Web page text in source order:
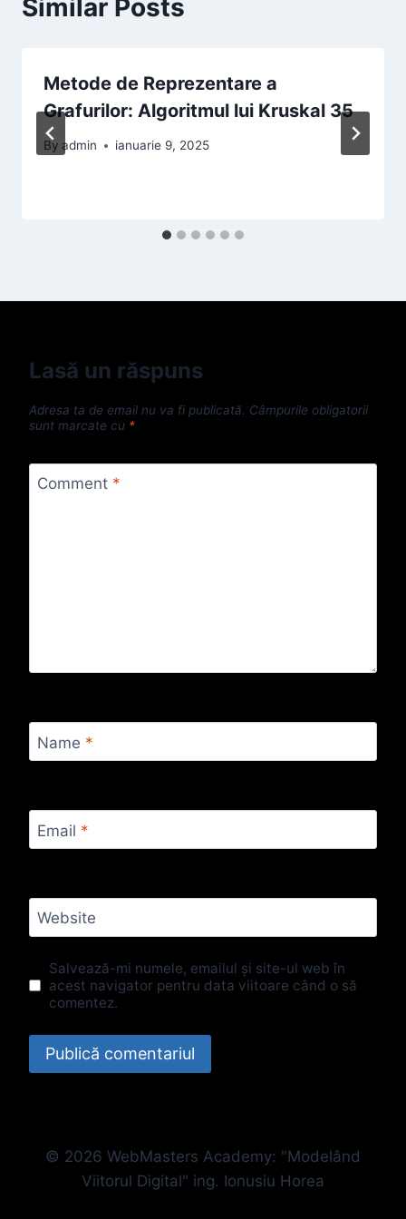
Similar Posts
Metode de Reprezentare a
Grafurilor: Algoritmul lui Kruskal 35
By admin ianuarie 9, 2025
Lasă un răspuns
Adresa ta de email nu va fi publicată. Câmpurile obligatorii
sunt marcate cu *
Comment *
Name *
Email *
Website
Salvează-mi numele, emailul și site-ul web în
acest navigator pentru data viitoare când o să
comentez.
© 2026 WebMasters Academy: "Modelând
Viitorul Digital" ing. Ionusiu Horea